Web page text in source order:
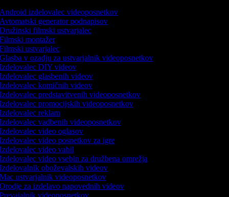
izdelovalec videoposnetkov
generator podnapisov
filmski ustvarjalec
montažer
ustvarjalec
v ozadju za ustvarjalnik videoposnetkov
DIY videov
glasbenih videov
komičnih videov
predstavitvenih videoposnetkov
promocijskih videoposnetkov
reklam
vadbenih videoposnetkov
video oglasov
video posnetkov za igre
video vabil
video vsebin za družbena omrežja
oboževalskih videov
ustvarjalnik videoposnetkov
za izdelavo napovednih videov